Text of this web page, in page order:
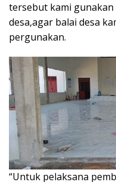
tersebut kami
desa,agar balai desa
pergunakan.
“Untuk pelaksana